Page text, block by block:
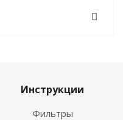
Инструкции
Фильтры